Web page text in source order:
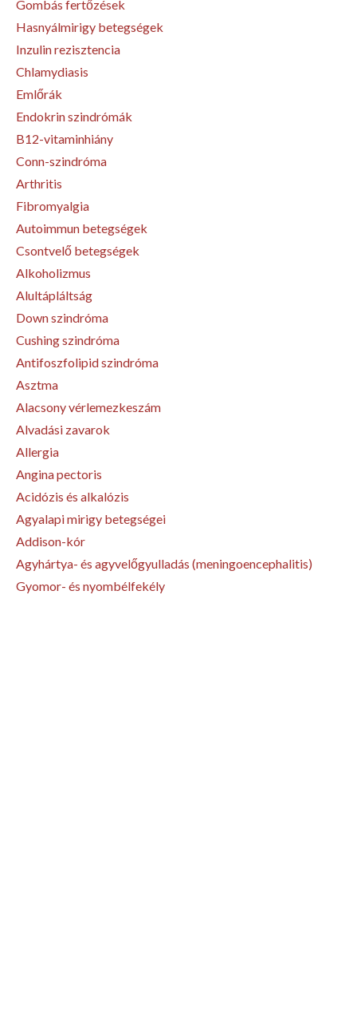
Gombás fertőzések
Hasnyálmirigy betegségek
Inzulin rezisztencia
Chlamydiasis
Emlőrák
Endokrin szindrómák
B12-vitaminhiány
Conn-szindróma
Arthritis
Fibromyalgia
Autoimmun betegségek
Csontvelő betegségek
Alkoholizmus
Alultápláltság
Down szindróma
Cushing szindróma
Antifoszfolipid szindróma
Asztma
Alacsony vérlemezkeszám
Alvadási zavarok
Allergia
Angina pectoris
Acidózis és alkalózis
Agyalapi mirigy betegségei
Addison-kór
Agyhártya- és agyvelőgyulladás (meningoencephalitis)
Gyomor- és nyombélfekély